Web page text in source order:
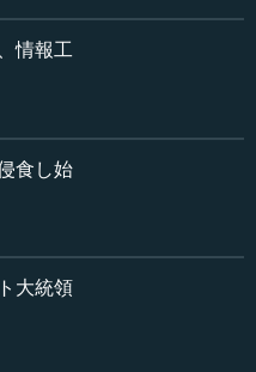
、国、あるいは組織、人
の安全や繁栄は、国民が
いていかないと実現でき
神の健康の維持は、政治
ですが、特に国をどう
常に大事なことです。国
ギリスを中心に勉強して
で言いますと、とにかく
り組む状況は変わります
重要なことは、何よりも
情報工
食し始
大統領